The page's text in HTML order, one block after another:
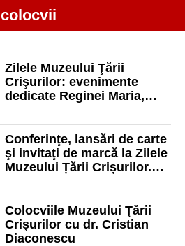
colocvii
Zilele Muzeului Ţării
Crişurilor: evenimente
dedicate Reginei Maria,
Muzeelor. Vezi programul
detaliat
Conferinţe, lansări de carte
şi invitaţi de marcă la Zilele
Muzeului Țării Crișurilor.
evenimentelor
Colocviile Muzeului Ţării
Crişurilor cu dr. Cristian
Diaconescu